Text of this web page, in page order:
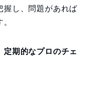
握し、問題があれば
定期的なプロのチェ